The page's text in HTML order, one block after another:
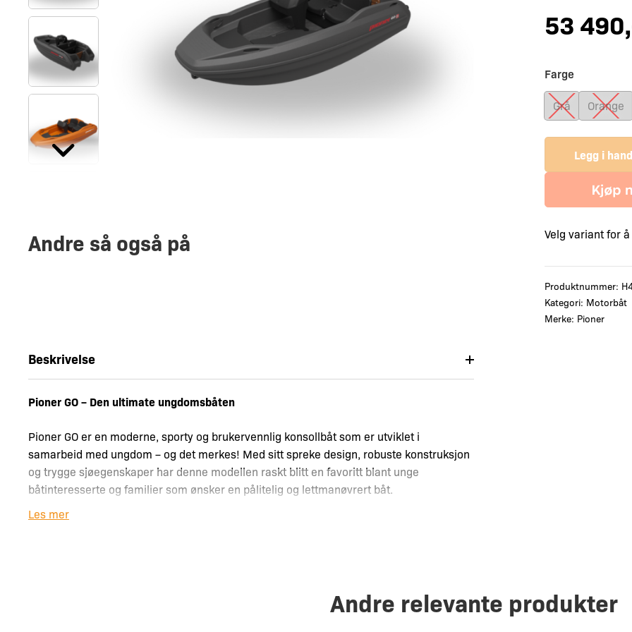
53 490
Farge
Grå Orange
Legg i
Velg variant for
Produktnummer:
Kategori: Motorbåt
Merke: Pioner
Andre så også på
Beskrivelse
Pioner GO – Den ultimate ungdomsbåten
Pioner GO er en moderne, sporty og brukervennlig konsollbåt som er utviklet i
samarbeid med ungdom – og det merkes! Med sitt spreke design, robuste konstruksjon
og trygge sjøegenskaper har denne modellen raskt blitt en favoritt blant unge
båtinteresserte og familier som ønsker en pålitelig og lettmanøvrert båt.
og sterk vind uten å miste stabiliteten, og gir en trygg og behagelig opplevelse om bord
– uansett forhold. Enten du skal på helgetur med familien eller ønsker å utforske
Les mer
Andre relevante produkter